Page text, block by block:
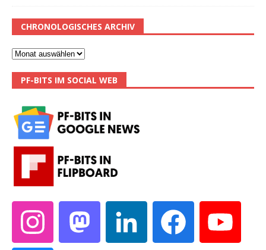
CHRONOLOGISCHES ARCHIV
PF-BITS IM SOCIAL WEB